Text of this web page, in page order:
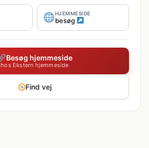
HJEMMESIDE
besøg
Besøg hjemmeside
hos Ekstern hjemmeside
Find vej